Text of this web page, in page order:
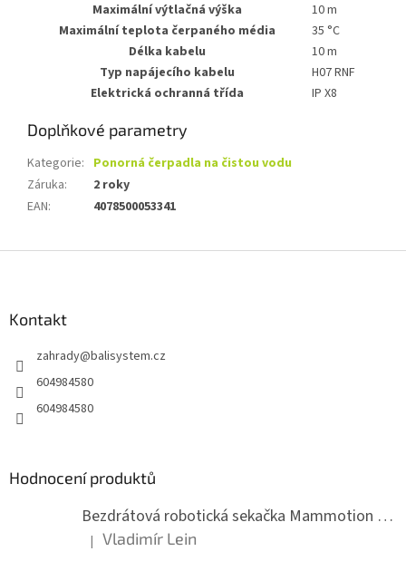
Maximální výtlačná výška
10 m
Maximální teplota čerpaného média
35 °C
Délka kabelu
10 m
Typ napájecího kabelu
H07 RNF
Elektrická ochranná třída
IP X8
Doplňkové parametry
Kategorie: Ponorná čerpadla na čistou vodu
Záruka:
2 roky
EAN: 4078500053341
Kontakt
zahrady@balisystem.cz
604984580
604984580
Hodnocení produktů
Bezdrátová robotická sekačka Mammotion LUBA mini 2 1500
Hodnocení produktu je 5 z 5 hvězdiček.
| Vladimír Lein